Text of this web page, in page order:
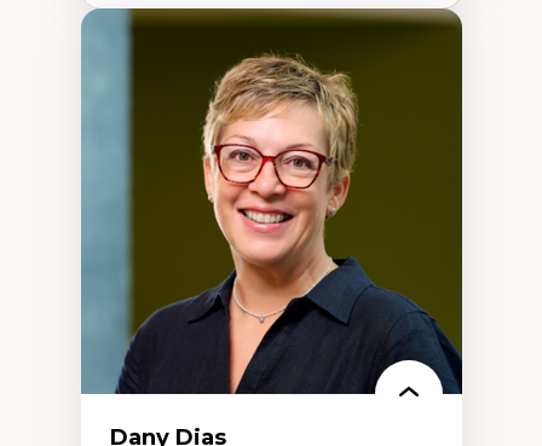
Théories du développement
Économie politique comparée
Élites économiques
Sociologie économique
Extractivisme
Classes sociales
Mouvements sociaux
Théories de l’État
Dany Dias